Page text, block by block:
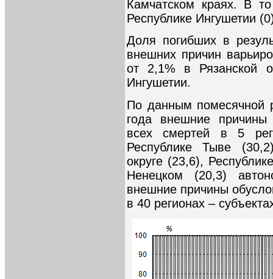
Камчатском краях. В
Республике Ингушетии
Доля погибших в
внешних причин
от 2,1% в Рязанской
Ингушетии.
По данным помесячной
года внешние
всех смертей в 5
Республике Тыве
округе (23,6),
Ненецком (20,3)
внешние причины
в 40 регионах –